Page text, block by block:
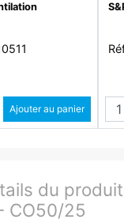
mm. - ABM 50
Quantité
quantité
quantité
Ajouter au panier
x
du
CO50/25